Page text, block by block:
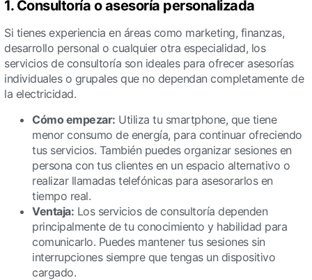
1. Consultoría o asesoría personalizada
Si tienes experiencia en áreas como marketing, finanzas,
desarrollo personal o cualquier otra especialidad, los
servicios de consultoría son ideales para ofrecer asesorías
individuales o grupales que no dependan completamente de
la electricidad.
Cómo empezar: Utiliza tu smartphone, que tiene
menor consumo de energía, para continuar ofreciendo
tus servicios. También puedes organizar sesiones en
persona con tus clientes en un espacio alternativo o
realizar llamadas telefónicas para asesorarlos en
tiempo real.
Ventaja: Los servicios de consultoría dependen
principalmente de tu conocimiento y habilidad para
comunicarlo. Puedes mantener tus sesiones sin
interrupciones siempre que tengas un dispositivo
cargado.